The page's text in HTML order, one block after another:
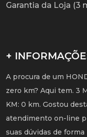
Garantia da Loja (3
+
A procura de um
zero km? Aqui tem. 3
KM: 0 km. Gostou
atendimento on-line
suas dúvidas de